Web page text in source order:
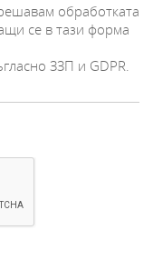
обработката
се в тази форма
ЗЗП и GDPR.